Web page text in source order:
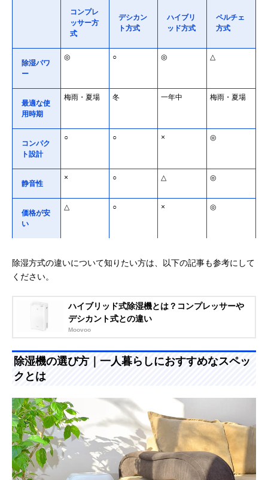
コンプレ
ッサー方
式
デシカン
ト方式
ハイブリ
ッド方式
ペルチェ
方式
除湿パワ
ー
◎ ○ ◎ △
最適な使
用時期
梅雨・夏場 冬 一年中 梅雨・夏場
コンパク
ト設計
○ ○ × ◎
静音性
× ○ △ ◎
価格が安
い
△ ○ × ◎
除湿方式の違いについて知りたい方は、以下の記事も参考にして
ください。
ハイブリッド式除湿機とは？コンプレッサーや
デシカント式との違い
Moovoo
除湿機の選び方｜一人暮らしにおすすめなスペッ
クとは